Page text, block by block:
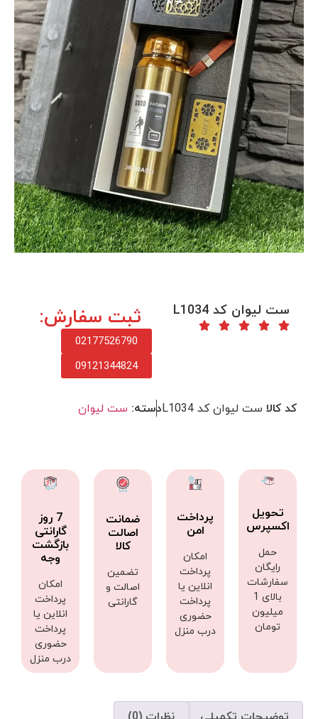
ست لیوان کد L1034 ثبت سفارش:
02177526790
09121344824
کد کالا ست لیوان کد L1034 دسته: ست لیوان
تحویل
اکسپرس
حمل
رایگان
سفارشات
بالای 1
میلیون
تومان
پرداخت
امن
امکان
پرداخت
انلاین یا
پرداخت
حضوری
درب منزل
ضمانت
اصالت
کالا
تضمین
اصالت و
گارانتی
7 روز
گارانتی
بازگشت
وجه
امکان
پرداخت
انلاین یا
پرداخت
حضوری
درب منزل